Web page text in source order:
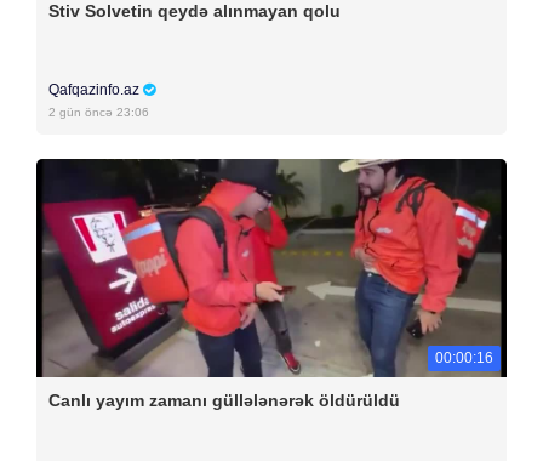
Stiv Solvetin qeydə alınmayan qolu
Qafqazinfo.az
2 gün öncə 23:06
00:00:16
Canlı yayım zamanı güllələnərək öldürüldü